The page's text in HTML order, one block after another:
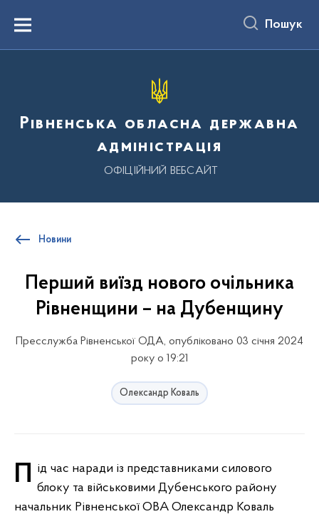
вмістуMenu Пошук
Рівненська обласна державна
адміністрація
ОФІЦІЙНИЙ ВЕБСАЙТ
Новини
Перший виїзд нового очільника
Рівненщини – на Дубенщину
Пресслужба Рівненської ОДА, опубліковано 03 січня 2024
року о 19:21
Олександр Коваль
Під час наради із представниками силового блоку та військовими Дубенського району
начальник Рівненської ОВА Олександр Коваль